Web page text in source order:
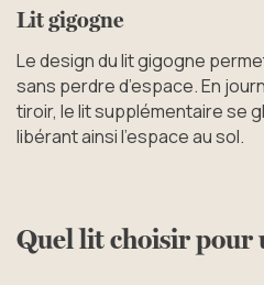
Lit gigogne
Le design du lit gigogne
sans perdre d’espace. En
tiroir, le lit supplémentaire se
libérant ainsi l’espace au sol.
Quel lit choisir pour